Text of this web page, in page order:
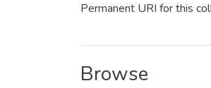
Permanent URI for this
Browse